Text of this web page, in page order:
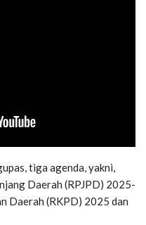
tiga agenda, yakni,
Daerah (RPJPD) 2025-
Daerah (RKPD) 2025 dan